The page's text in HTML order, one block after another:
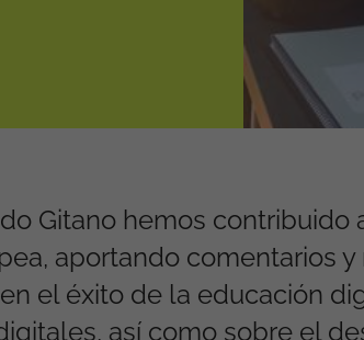
Gitano hemos contribuido
aportando comentarios
el éxito de la educación
así como sobre el